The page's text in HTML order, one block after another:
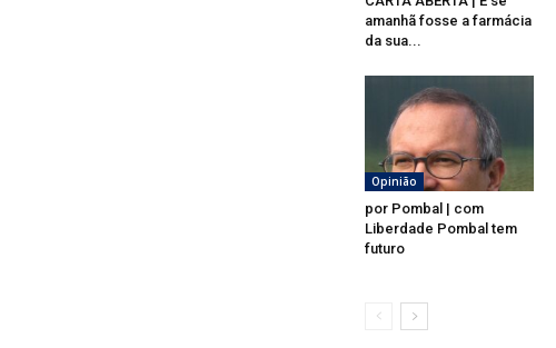
amanhã fosse a farmácia
da sua...
Opinião
por Pombal | com
Liberdade Pombal tem
futuro